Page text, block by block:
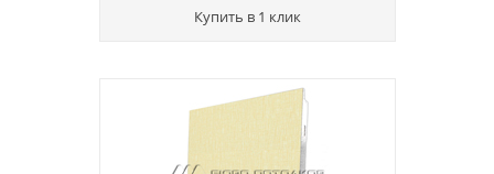
Купить в 1 клик